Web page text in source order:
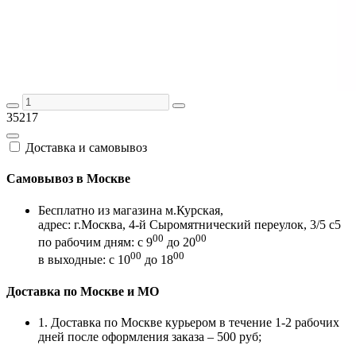
35217
Доставка и самовывоз
Самовывоз в Москве
Бесплатно из магазина м.Курская,
адрес: г.Москва, 4-й Сыромятнический переулок, 3/5 с5
по рабочим дням: с 900 до 2000
в выходные: с 1000 до 1800
Доставка по Москве и МО
1. Доставка по Москве курьером в течение 1-2 рабочих
дней после оформления заказа – 500 руб;